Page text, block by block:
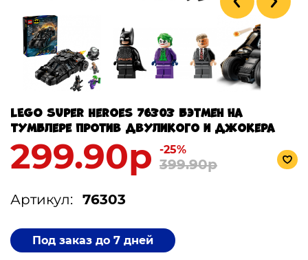
LEGO Super Heroes 76303 Бэтмен на
Тумблере против Двуликого и Джокера
299.90р -25%
399.90р
Артикул: 76303
Под заказ до 7 дней